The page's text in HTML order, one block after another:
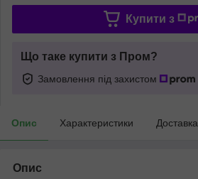
Купити з
Що таке купити з Пром?
Замовлення під захистом
Опис Характеристики Доставка
Опис